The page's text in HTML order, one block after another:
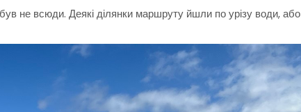
не всюди. Деякі ділянки маршруту йшли по урізу води, або